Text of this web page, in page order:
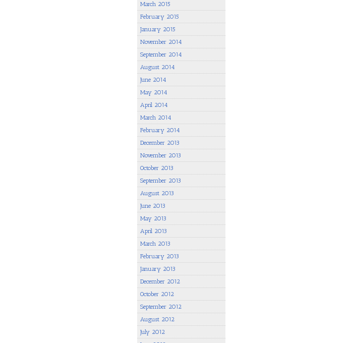
March 2015
February 2015
January 2015
November 2014
September 2014
August 2014
June 2014
May 2014
April 2014
March 2014
February 2014
December 2013
November 2013
October 2013
September 2013
August 2013
June 2013
May 2013
April 2013
March 2013
February 2013
January 2013
December 2012
October 2012
September 2012
August 2012
July 2012